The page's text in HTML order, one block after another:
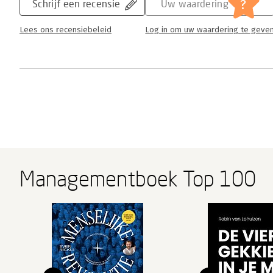
Schrijf een recensie
Lees ons recensiebeleid
Uw waardering ?
Log in om uw waardering te
Managementboek Top 100